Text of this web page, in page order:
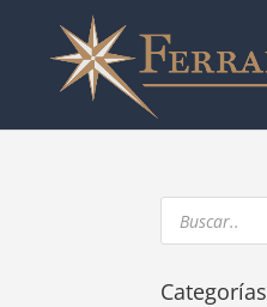
Products
search
Categorías